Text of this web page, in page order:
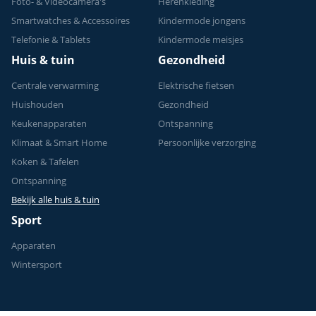
Smartwatches & Accessoires
Telefonie & Tablets
Kindermode jongens
Kindermode meisjes
Huis & tuin
Centrale verwarming
Huishouden
Keukenapparaten
Klimaat & Smart Home
Koken & Tafelen
Ontspanning
Bekijk alle huis & tuin
Gezondheid
Elektrische fietsen
Gezondheid
Ontspanning
Persoonlijke verzorging
Sport
Apparaten
Wintersport